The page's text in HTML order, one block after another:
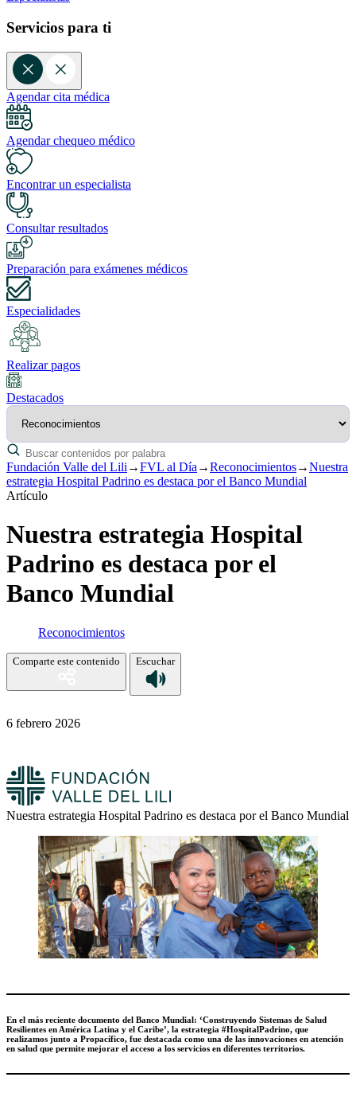
Servicios para ti
Agendar cita médica
Agendar chequeo médico
Encontrar un especialista
Consultar resultados
Preparación para exámenes médicos
Especialidades
Realizar pagos
Destacados
Fundación Valle del Lili →FVL al Día →Reconocimientos→Nuestra
estrategia Hospital Padrino es destaca por el Banco Mundial
Artículo
Nuestra estrategia Hospital
Padrino es destaca por el
Banco Mundial
Reconocimientos
Comparte este contenido Escuchar
6 febrero 2026
Nuestra estrategia Hospital Padrino es destaca por el Banco Mundial
En el más reciente documento del Banco Mundial: ‘Construyendo Sistemas de Salud
Resilientes en América Latina y el Caribe’, la estrategia #HospitalPadrino, que
realizamos junto a Propacífico, fue destacada como una de las innovaciones en atención
en salud que permite mejorar el acceso a los servicios en diferentes territorios.